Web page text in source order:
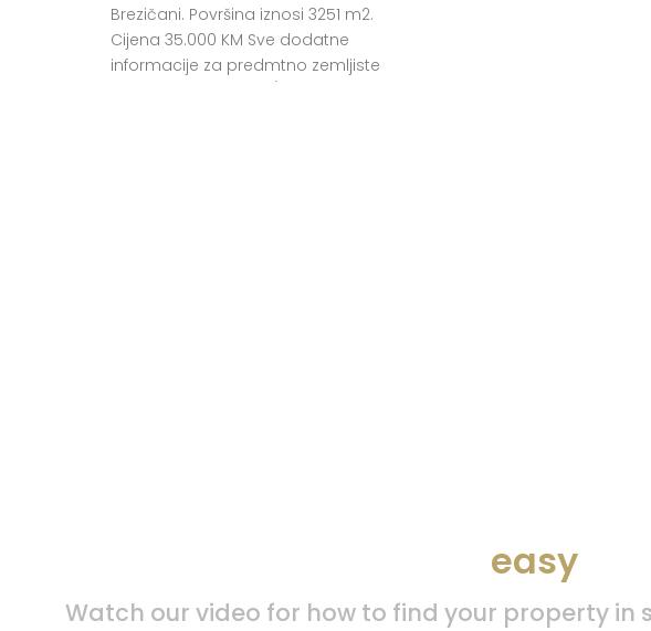
Brezičani. Površina iznosi 3251 m2.
Cijena 35.000 KM Sve dodatne
informacije za predmtno zemljiste
easy
Watch our video for how to find your property in